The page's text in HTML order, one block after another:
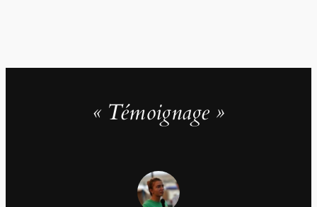
« Témoignage »